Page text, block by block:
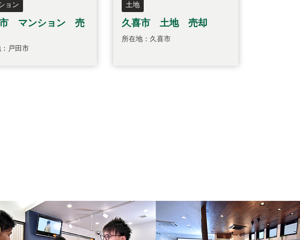
ョン
市 マンション 売
戸田市
土地
久喜市 土地 売却
所在地：久喜市